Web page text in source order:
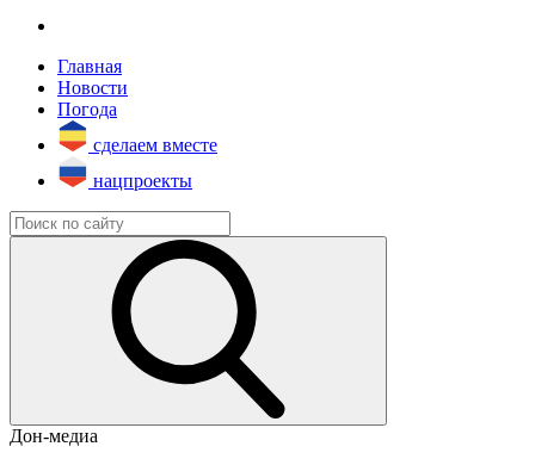
Главная
Новости
Погода
сделаем вместе
нацпроекты
Дон-медиа